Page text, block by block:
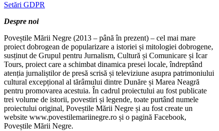
Setări GDPR
Despre noi
Poveștile Mării Negre (2013 – până în prezent) – cel mai mare
proiect dobrogean de popularizare a istoriei și mitologiei dobrogene,
susținut de Grupul pentru Jurnalism, Cultură și Comunicare și Icar
Tours, proiect care a schimbat dinamica presei locale, îndreptând
atenția jurnaliștilor de presă scrisă și televiziune asupra patrimoniului
cultural excepțional al tărâmului dintre Dunăre și Marea Neagră
pentru promovarea acestuia. În cadrul proiectului au fost publicate
trei volume de istorii, povestiri și legende, toate purtând numele
proiectului original, Poveștile Mării Negre și au fost create un
website www.povestilemariinegre.ro și o pagină Facebook,
Poveștile Mării Negre.